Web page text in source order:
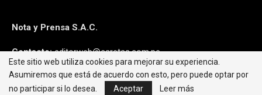
Nota y Prensa S.A.C.
Contacto:editorweb@caretas.com.pe
Síguenos:
Este sitio web utiliza cookies para mejorar su experiencia.
Asumiremos que está de acuerdo con esto, pero puede optar por
no participar si lo desea.
Aceptar Leer más